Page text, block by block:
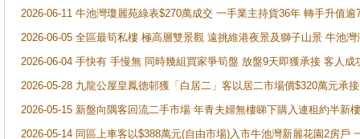
2026-06-11 牛池灣瓊麗苑綠表$270萬成交 一手業主持貨36年 轉手升值逾
2026-06-05 全區最筍私樓 極高層雙景觀 遠挑維港夜景及獅子山景 牛池
2026-06-04 手快有 手慢無 同時幾組買家爭筍盤 放盤9天即獲承接 客人
2026-05-28 九龍公屋皇鳳德邨獲「白居二」客以居二市場價$320萬元承接
2026-05-15 新盤向隅客回流二手市場 年青夫婦無樓睇下購入連租約半新
2026-05-14 同區上車客以$388萬元(自由市場)入市牛池灣新麗花園2房戶